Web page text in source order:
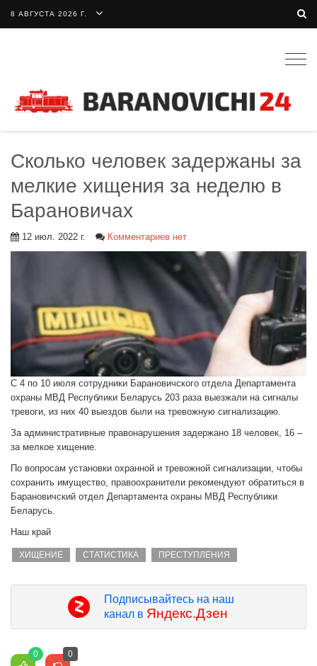
8 АВГУСТА 2026 Г.
Сколько человек задержаны за
мелкие хищения за неделю в
Барановичах
12 июл. 2022 г. Комментариев нет
С 4 по 10 июля сотрудники Барановичского отдела Департамента
охраны МВД Республики Беларусь 203 раза выезжали на сигналы
тревоги, из них 40 выездов были на тревожную сигнализацию.
За административные правонарушения задержано 18 человек, 16 –
за мелкое хищение.
По вопросам установки охранной и тревожной сигнализации, чтобы
сохранить имущество, правоохранители рекомендуют обратиться в
Барановичский отдел Департамента охраны МВД Республики
Беларусь.
Наш край
ХИЩЕНИЕ СТАТИСТИКА ПРЕСТУПЛЕНИЯ
Подписывайтесь на наш
канал в Яндекс.Дзен
0 0